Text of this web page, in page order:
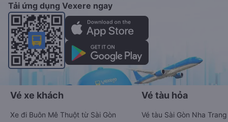
Tải ứng dụng Vexere ngay
Vé xe khách
Xe đi Buôn Mê Thuột từ Sài Gòn
Vé tàu hỏa
Vé tàu Sài Gòn Nha Trang